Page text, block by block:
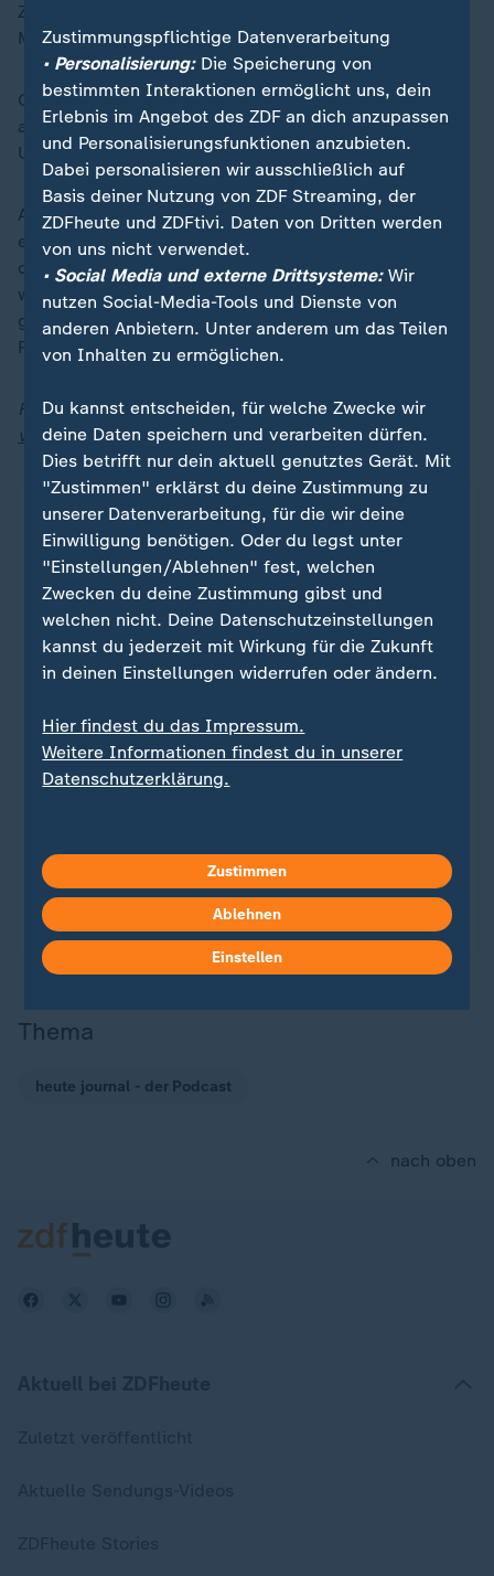
Zugang zu Rohstoffen an Land und auf dem
Meeresboden erleichtert.
Grönland verfügt über wichtige Bodenschätze unter
anderem Seltene Erden, Öl, Gas, Gold, Diamanten und
Uran. Das weckt nicht nur in den USA Interessen.
Außerdem: Ist 2026 das neue 2016? Auf Social Media
erlebt der “2016-Vibe” ein Comeback: Fidget Spinner,
die erste Staffel “Stranger Things” und King Kylie sind
wieder Gesprächsthema. Sind wir kollektiv nostalgisch
geworden? Und was verrät das Bedürfnis nach einer
Rückschau über unsere Gegenwart?
Folge verpasst? Hier gibt es jederzeitalle derzeit
verfügbaren Folgen von "heute journal - der Podcast"
heute journal - der Podcast
Gemeinsam mit Marietta Slomka, Christian Sievers
und Dunja Hayali blickt Helene Reiner in jeder
Folge auf ein wichtiges Thema der Woche.
Thema
heute journal - der Podcast
nach oben
Zustimmungspflichtige Datenverarbeitung
• Personalisierung:Die Speicherung von
bestimmten Interaktionen ermöglicht uns, dein
Erlebnis im Angebot des ZDF an dich anzupassen
und Personalisierungsfunktionen anzubieten.
Dabei personalisieren wir ausschließlich auf
Basis deiner Nutzung von ZDF Streaming, der
ZDFheute und ZDFtivi. Daten von Dritten werden
von uns nicht verwendet.
• Social Media und externe Drittsysteme:Wir
nutzen Social-Media-Tools und Dienste von
anderen Anbietern. Unter anderem um das Teilen
von Inhalten zu ermöglichen.
Du kannst entscheiden, für welche Zwecke wir
deine Daten speichern und verarbeiten dürfen.
Dies betrifft nur dein aktuell genutztes Gerät. Mit
"Zustimmen" erklärst du deine Zustimmung zu
unserer Datenverarbeitung, für die wir deine
Einwilligung benötigen. Oder du legst unter
"Einstellungen/Ablehnen" fest, welchen
Zwecken du deine Zustimmung gibst und
welchen nicht. Deine Datenschutzeinstellungen
kannst du jederzeit mit Wirkung für die Zukunft
in deinen Einstellungen widerrufen oder ändern.
Hier findest du das Impressum.
Weitere Informationen findest du in unserer
Datenschutzerklärung.
Zustimmen
Ablehnen
Einstellen